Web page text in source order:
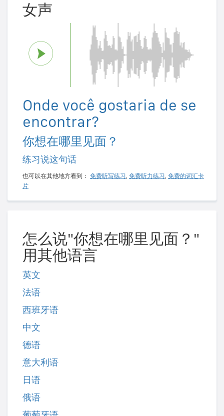
女声
Onde você gostaria de se
encontrar?
你想在哪里见面？
练习说这句话
也可以在其他地方看到： 免费听写练习 , 免费听力练习 , 免费的词汇卡
片
怎么说"你想在哪里见面？"
用其他语言
英文
法语
西班牙语
中文
德语
意大利语
日语
俄语